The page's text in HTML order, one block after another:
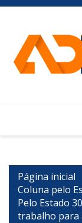
Ir
conteúdo
Página inicial
Coluna pelo
Pelo Estado
trabalho para